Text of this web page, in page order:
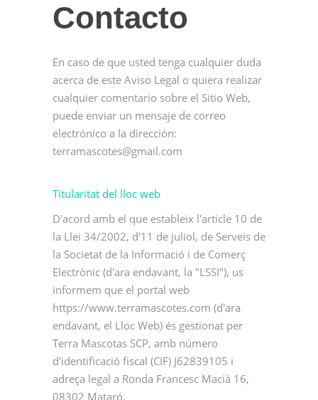
Contacto
En caso de que usted tenga cualquier duda
acerca de este Aviso Legal o quiera realizar
cualquier comentario sobre el Sitio Web,
puede enviar un mensaje de correo
electrónico a la dirección:
terramascotes@gmail.com
Titularitat del lloc web
D'acord amb el que estableix l'article 10 de
la Llei 34/2002, d'11 de juliol, de Serveis de
la Societat de la Informació i de Comerç
Electrònic (d'ara endavant, la "LSSI"), us
informem que el portal web
https://www.terramascotes.com (d'ara
endavant, el Lloc Web) és gestionat per
Terra Mascotas SCP, amb número
d'identificació fiscal (CIF) J62839105 i
adreça legal a Ronda Francesc Macià 16,
08302 Mataró.